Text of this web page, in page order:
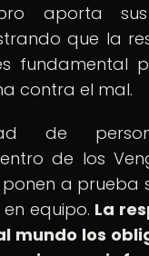
aporta sus
que la
fundamental
contra el mal.
de
de los
ponen a prueba
equipo. La
mundo los